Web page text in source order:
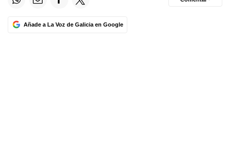
Añade a La Voz de Galicia en Google